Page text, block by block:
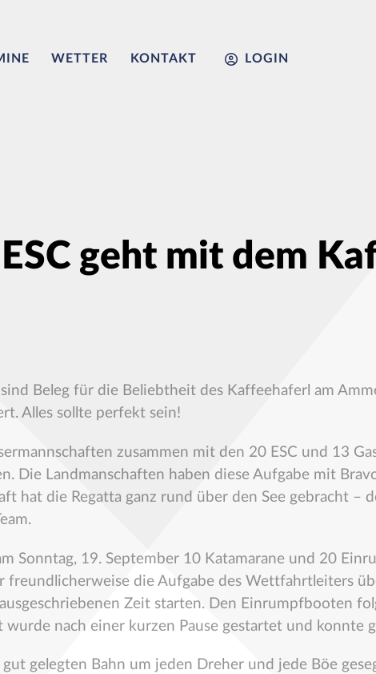
WETTER KONTAKT LOGIN
geht mit dem
Beleg für die Beliebtheit des Kaffeehaferl am
Alles sollte perfekt sein!
zusammen mit den 20 ESC und 13
Die Landmanschaften haben diese Aufgabe mit
hat die Regatta ganz rund über den See gebracht –
Sonntag, 19. September 10 Katamarane und 20
freundlicherweise die Aufgabe des Wettfahrtleiters
Zeit starten. Den Einrumpfbooten
nach einer kurzen Pause gestartet und konnte
gelegten Bahn um jeden Dreher und jede Böe